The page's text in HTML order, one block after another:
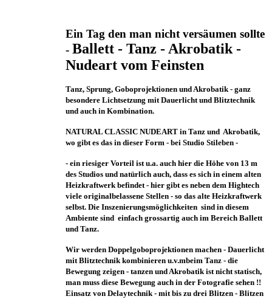
Ein Tag den man nicht versäumen sollte
- Ballett - Tanz - Akrobatik -
Nudeart vom Feinsten
Tanz, Sprung, Goboprojektionen und Akrobatik - ganz
besondere Lichtsetzung mit Dauerlicht und Blitztechnik
und auch in Kombination.
NATURAL CLASSIC NUDEART in Tanz und Akrobatik,
wo gibt es das in dieser Form - bei Studio Stileben -
- ein riesiger Vorteil ist u.a. auch hier die Höhe von 13 m
des Studios und natürlich auch, dass es sich in einem alten
Heizkraftwerk befindet - hier gibt es neben dem Hightech
viele originalbelassene Stellen - so das alte Heizkraftwerk
selbst. Die Inszenierungsmöglichkeiten sind in diesem
Ambiente sind einfach grossartig auch im Bereich Ballett
und Tanz.
Wir werden Doppelgoboprojektionen machen - Dauerlicht
mit Blitztechnik kombinieren u.v.mbeim Tanz - die
Bewegung zeigen - tanzen und Akrobatik ist nicht statisch,
man muss diese Bewegung auch in der Fotografie sehen !!
Einsatz von Delaytechnik - mit bis zu drei Blitzen - Blitzen